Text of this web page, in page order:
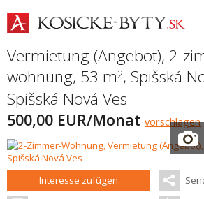
Vermietung (Angebot), 2-
wohnung, 53 m2, Spišská
Spišská Nová Ves
500,00 EUR/Monat vorschlagen
Interesse zufügen